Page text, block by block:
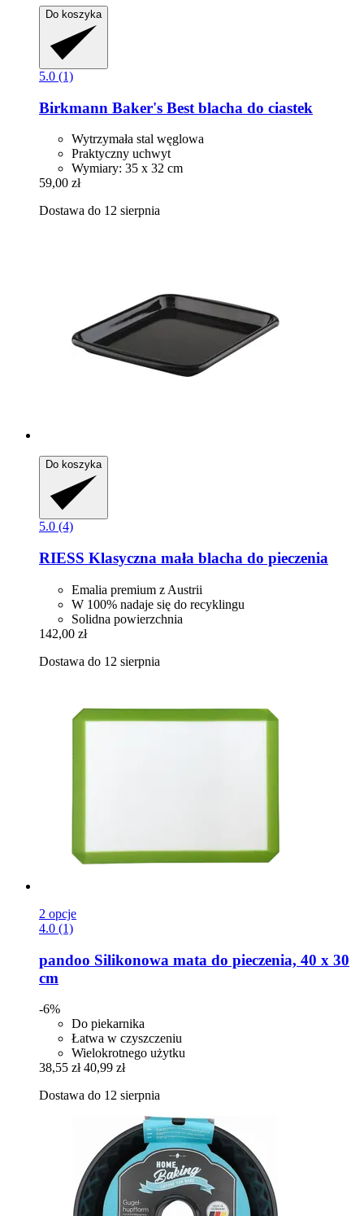
Do koszyka
5.0 (1)
Birkmann Baker's Best blacha do ciastek
Wytrzymała stal węglowa
Praktyczny uchwyt
Wymiary: 35 x 32 cm
59,00 zł
Dostawa do 12 sierpnia
Do koszyka
5.0 (4)
RIESS Klasyczna mała blacha do pieczenia
Emalia premium z Austrii
W 100% nadaje się do recyklingu
Solidna powierzchnia
142,00 zł
Dostawa do 12 sierpnia
2 opcje
4.0 (1)
pandoo Silikonowa mata do pieczenia, 40 x 30
cm
-6%
Do piekarnika
Łatwa w czyszczeniu
Wielokrotnego użytku
38,55 zł 40,99 zł
Dostawa do 12 sierpnia